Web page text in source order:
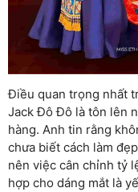
Điều quan trọng nhất
Jack Đô Đô là tôn lên
hàng. Anh tin rằng
chưa biết cách làm
nên việc cân chỉnh tỷ
hợp cho dáng mắt là